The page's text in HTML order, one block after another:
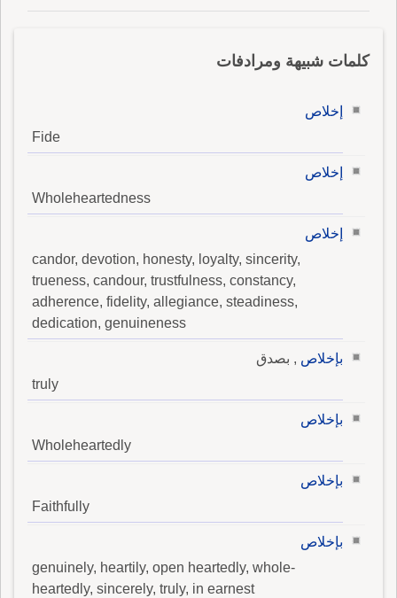
كلمات شبيهة ومرادفات
إخلاص
Fide
إخلاص
Wholeheartedness
إخلاص
candor, devotion, honesty, loyalty, sincerity,
trueness, candour, trustfulness, constancy,
adherence, fidelity, allegiance, steadiness,
dedication, genuineness
بإخلاص , بصدق
truly
بإخلاص
Wholeheartedly
بإخلاص
Faithfully
بإخلاص
genuinely, heartily, open heartedly, whole-
heartedly, sincerely, truly, in earnest